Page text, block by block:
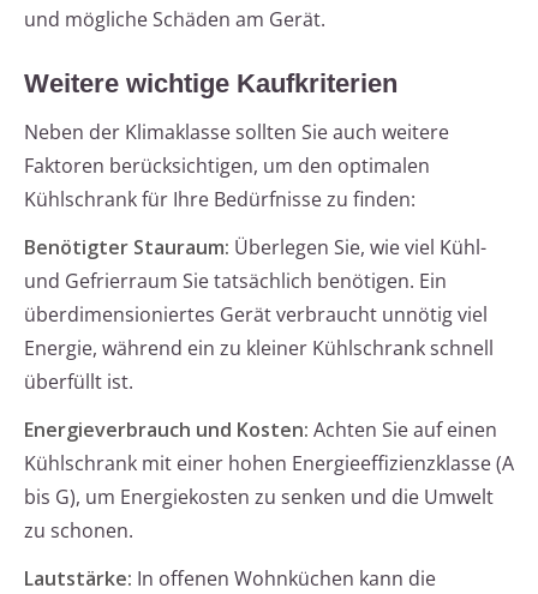
und mögliche Schäden am Gerät.
Weitere wichtige Kaufkriterien
Neben der Klimaklasse sollten Sie auch weitere
Faktoren berücksichtigen, um den optimalen
Kühlschrank für Ihre Bedürfnisse zu finden:
Benötigter Stauraum: Überlegen Sie, wie viel Kühl-
und Gefrierraum Sie tatsächlich benötigen. Ein
überdimensioniertes Gerät verbraucht unnötig viel
Energie, während ein zu kleiner Kühlschrank schnell
überfüllt ist.
Energieverbrauch und Kosten: Achten Sie auf einen
Kühlschrank mit einer hohen Energieeffizienzklasse (A
bis G), um Energiekosten zu senken und die Umwelt
zu schonen.
Lautstärke: In offenen Wohnküchen kann die